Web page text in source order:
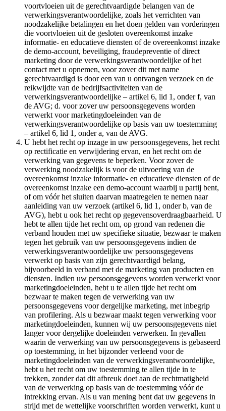
voortvloeien uit de gerechtvaardigde belangen van de
verwerkingsverantwoordelijke, zoals het verrichten van
noodzakelijke betalingen en het doen gelden van vorderingen
die voortvloeien uit de gesloten overeenkomst inzake
informatie- en educatieve diensten of de overeenkomst inzake
de demo-account, beveiliging, fraudepreventie of direct
marketing door de verwerkingsverantwoordelijke of het
contact met u opnemen, voor zover dit met name
gerechtvaardigd is door een van u ontvangen verzoek en de
reikwijdte van de bedrijfsactiviteiten van de
verwerkingsverantwoordelijke – artikel 6, lid 1, onder f, van
de AVG; d. voor zover uw persoonsgegevens worden
verwerkt voor marketingdoeleinden van de
verwerkingsverantwoordelijke op basis van uw toestemming
– artikel 6, lid 1, onder a, van de AVG.
U hebt het recht op inzage in uw persoonsgegevens, het recht
op rectificatie en verwijdering ervan, en het recht om de
verwerking van gegevens te beperken. Voor zover de
verwerking noodzakelijk is voor de uitvoering van de
overeenkomst inzake informatie- en educatieve diensten of de
overeenkomst inzake een demo-account waarbij u partij bent,
of om vóór het sluiten daarvan maatregelen te nemen naar
aanleiding van uw verzoek (artikel 6, lid 1, onder b, van de
AVG), hebt u ook het recht op gegevensoverdraagbaarheid. U
hebt te allen tijde het recht om, op grond van redenen die
verband houden met uw specifieke situatie, bezwaar te maken
tegen het gebruik van uw persoonsgegevens indien de
verwerkingsverantwoordelijke uw persoonsgegevens
verwerkt op basis van zijn gerechtvaardigd belang,
bijvoorbeeld in verband met de marketing van producten en
diensten. Indien uw persoonsgegevens worden verwerkt voor
marketingdoeleinden, hebt u te allen tijde het recht om
bezwaar te maken tegen de verwerking van uw
persoonsgegevens voor dergelijke marketing, met inbegrip
van profilering. Als u bezwaar maakt tegen verwerking voor
marketingdoeleinden, kunnen wij uw persoonsgegevens niet
langer voor dergelijke doeleinden verwerken. In gevallen
waarin de verwerking van uw persoonsgegevens is gebaseerd
op toestemming, in het bijzonder verleend voor de
marketingdoeleinden van de verwerkingsverantwoordelijke,
hebt u het recht om uw toestemming te allen tijde in te
trekken, zonder dat dit afbreuk doet aan de rechtmatigheid
van de verwerking op basis van de toestemming vóór de
intrekking ervan. Als u van mening bent dat uw gegevens in
strijd met de wettelijke voorschriften worden verwerkt, kunt u